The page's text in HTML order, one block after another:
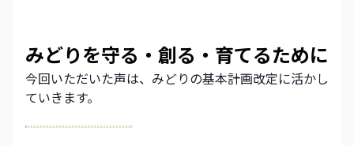
みどりを守る・創る・育てるために
今回いただいた声は、みどりの基本計画改定に活かし
ていきます。